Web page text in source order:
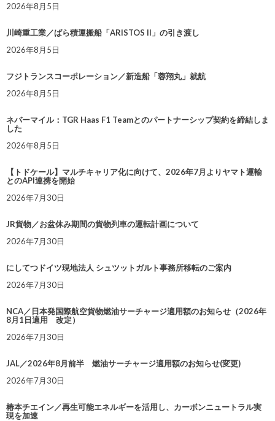
2026年8月5日
川崎重工業／ばら積運搬船「ARISTOS II」の引き渡し
2026年8月5日
フジトランスコーポレーション／新造船「蓉翔丸」就航
2026年8月5日
ネバーマイル：TGR Haas F1 Teamとのパートナーシップ契約を締結しま
した
2026年8月5日
【トドケール】マルチキャリア化に向けて、2026年7月よりヤマト運輸
とのAPI連携を開始
2026年7月30日
JR貨物／お盆休み期間の貨物列車の運転計画について
2026年7月30日
にしてつドイツ現地法人 シュツットガルト事務所移転のご案内
2026年7月30日
NCA／日本発国際航空貨物燃油サーチャージ適用額のお知らせ（2026年
8月1日適用 改定）
2026年7月30日
JAL／2026年8月前半 燃油サーチャージ適用額のお知らせ(変更)
2026年7月30日
椿本チエイン／再生可能エネルギーを活用し、カーボンニュートラル実
現を加速